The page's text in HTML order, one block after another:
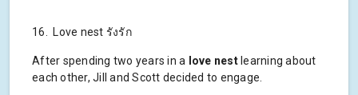
16. Love nest รังรัก
After spending two years in a love nestlearning about
each other, Jill and Scott decided to engage.